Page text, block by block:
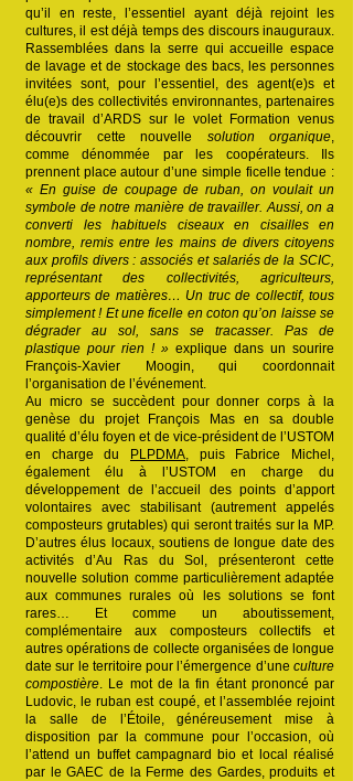
qu’il en reste, l’essentiel ayant déjà rejoint les
cultures, il est déjà temps des discours inauguraux.
Rassemblées dans la serre qui accueille espace
de lavage et de stockage des bacs, les personnes
invitées sont, pour l’essentiel, des agent(e)s et
élu(e)s des collectivités environnantes, partenaires
de travail d’ARDS sur le volet Formation venus
découvrir cette nouvelle solution organique,
comme dénommée par les coopérateurs. Ils
prennent place autour d’une simple ficelle tendue :
« En guise de coupage de ruban, on voulait un
symbole de notre manière de travailler. Aussi, on a
converti les habituels ciseaux en cisailles en
nombre, remis entre les mains de divers citoyens
aux profils divers : associés et salariés de la SCIC,
représentant des collectivités, agriculteurs,
apporteurs de matières… Un truc de collectif, tous
simplement ! Et une ficelle en coton qu’on laisse se
dégrader au sol, sans se tracasser. Pas de
plastique pour rien ! » explique dans un sourire
François-Xavier Moogin, qui coordonnait
l’organisation de l’événement.
Au micro se succèdent pour donner corps à la
genèse du projet François Mas en sa double
qualité d’élu foyen et de vice-président de l’USTOM
en charge du
PLPDMA, puis Fabrice Michel,
également élu à l’USTOM en charge du
développement de l’accueil des points d’apport
volontaires avec stabilisant (autrement appelés
composteurs grutables) qui seront traités sur la MP.
D’autres élus locaux, soutiens de longue date des
activités d’Au Ras du Sol, présenteront cette
nouvelle solution comme particulièrement adaptée
aux communes rurales où les solutions se font
rares… Et comme un aboutissement,
complémentaire aux composteurs collectifs et
autres opérations de collecte organisées de longue
date sur le territoire pour l’émergence d’une culture
compostière. Le mot de la fin étant prononcé par
Ludovic, le ruban est coupé, et l’assemblée rejoint
la salle de l’Étoile, généreusement mise à
disposition par la commune pour l’occasion, où
l’attend un buffet campagnard bio et local réalisé
par le GAEC de la Ferme des Gardes, produits et